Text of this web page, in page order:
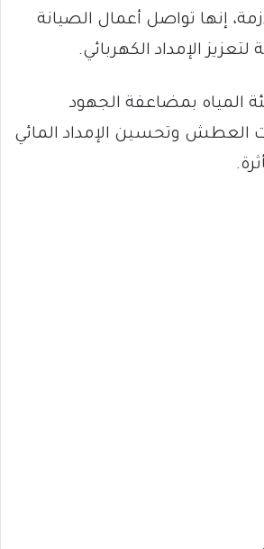
إنها تواصل أعمال الصيانة
الإمداد الكهربائي.
المياه بمضاعفة الجهود
العطش وتحسين الإمداد المائي